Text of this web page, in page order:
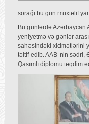
sorağı bu gün müxtəlif
Bu günlərdə Azərbaycan
yeniyetmə və gənlər
sahəsindəki xidmətlərini
təltif edib. AAB-nin sədri,
Qasımlı diplomu təqdim